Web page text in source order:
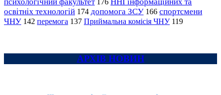
176
освітніх технологій 174 допомога ЗСУ 166 спортсмени
ЧНУ 142 перемога 137 Приймальна комісія ЧНУ 119
АРХІВ НОВИН